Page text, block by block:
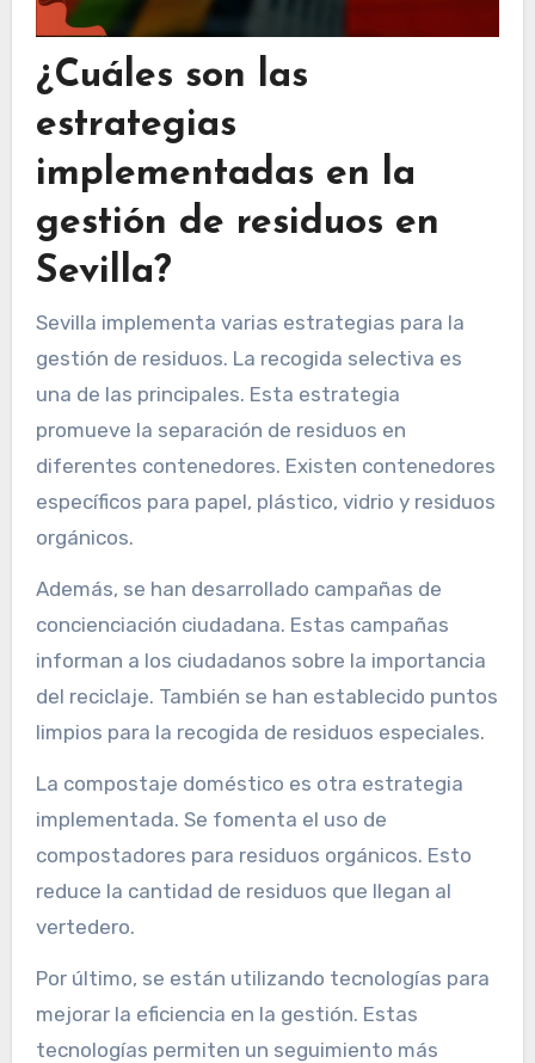
¿Cuáles son las
estrategias
implementadas en la
gestión de residuos en
Sevilla?
Sevilla implementa varias estrategias para la
gestión de residuos. La recogida selectiva es
una de las principales. Esta estrategia
promueve la separación de residuos en
diferentes contenedores. Existen contenedores
específicos para papel, plástico, vidrio y residuos
orgánicos.
Además, se han desarrollado campañas de
concienciación ciudadana. Estas campañas
informan a los ciudadanos sobre la importancia
del reciclaje. También se han establecido puntos
limpios para la recogida de residuos especiales.
La compostaje doméstico es otra estrategia
implementada. Se fomenta el uso de
compostadores para residuos orgánicos. Esto
reduce la cantidad de residuos que llegan al
vertedero.
Por último, se están utilizando tecnologías para
mejorar la eficiencia en la gestión. Estas
tecnologías permiten un seguimiento más